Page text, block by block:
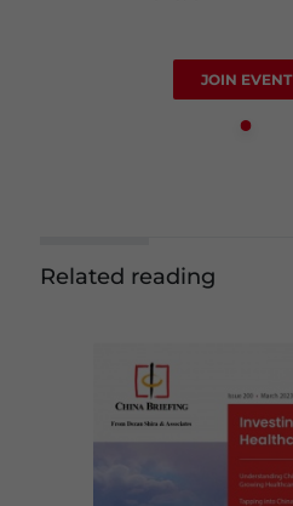
JOIN EVENT
Related reading